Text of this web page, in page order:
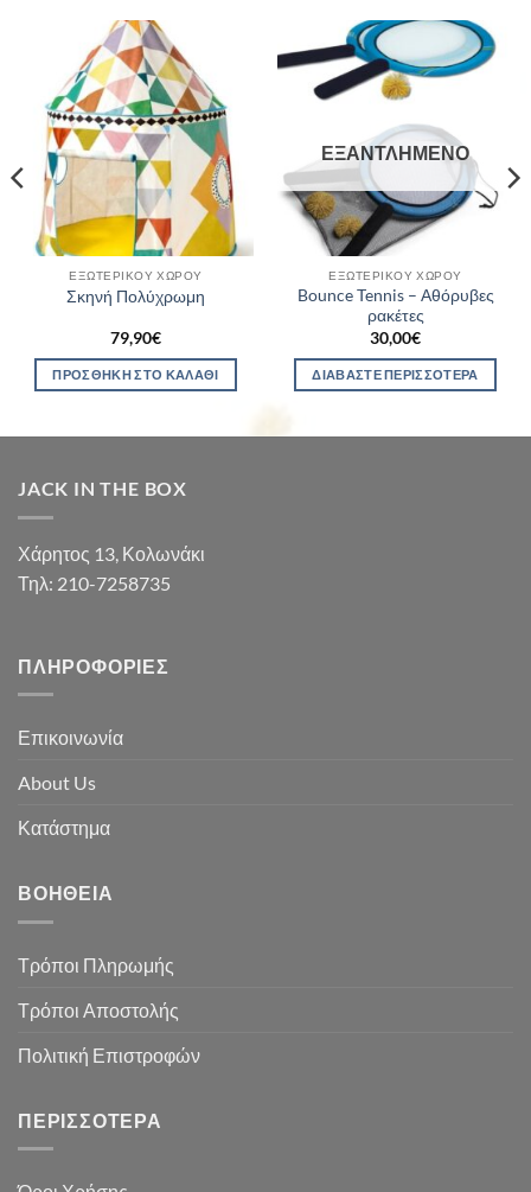
ΕΞΩΤΕΡΙΚΟΎ ΧΏΡΟΥ
Σκηνή Πολύχρωμη
79,90€
ΠΡΟΣΘΉΚΗ ΣΤΟ ΚΑΛΆΘΙ
ΕΞΑΝΤΛΗΜΈΝΟ
ΕΞΩΤΕΡΙΚΟΎ ΧΏΡΟΥ
Bounce Tennis – Αθόρυβες
ρακέτες
30,00€
ΔΙΑΒΆΣΤΕ ΠΕΡΙΣΣΌΤΕΡΑ
JACK IN THE BOX
Χάρητος 13, Κολωνάκι
Τηλ: 210-7258735
ΠΛΗΡΟΦΟΡΊΕΣ
Επικοινωνία
About Us
Κατάστημα
ΒΟΉΘΕΙΑ
Τρόποι Πληρωμής
Τρόποι Αποστολής
Πολιτική Επιστροφών
ΠΕΡΙΣΣΌΤΕΡΑ